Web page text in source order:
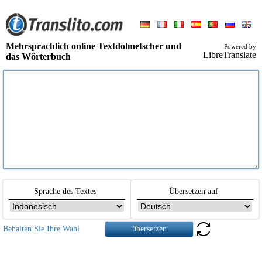
Mehrsprachlich online Textdolmetscher und
das Wörterbuch
Powered by
LibreTranslate
Sprache des Textes Übersetzen auf
Behalten Sie Ihre Wahl